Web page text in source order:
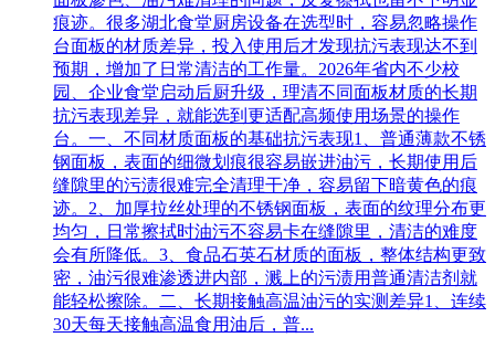
痕迹。很多湖北食堂厨房设备在选型时，容易忽略操作
台面板的材质差异，投入使用后才发现抗污表现达不到
预期，增加了日常清洁的工作量。2026年省内不少校
园、企业食堂启动后厨升级，理清不同面板材质的长期
抗污表现差异，就能选到更适配高频使用场景的操作
台。一、不同材质面板的基础抗污表现1、普通薄款不锈
钢面板，表面的细微划痕很容易嵌进油污，长期使用后
缝隙里的污渍很难完全清理干净，容易留下暗黄色的痕
迹。2、加厚拉丝处理的不锈钢面板，表面的纹理分布更
均匀，日常擦拭时油污不容易卡在缝隙里，清洁的难度
会有所降低。3、食品石英石材质的面板，整体结构更致
密，油污很难渗透进内部，溅上的污渍用普通清洁剂就
能轻松擦除。二、长期接触高温油污的实测差异1、连续
30天每天接触高温食用油后，普...